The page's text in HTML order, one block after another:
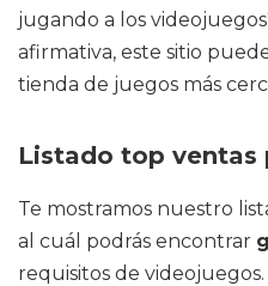
jugando a los
afirmativa, este sitio
tienda de juegos más
Listado top ventas
Te mostramos nuestro
al cuál podrás encontrar
requisitos de